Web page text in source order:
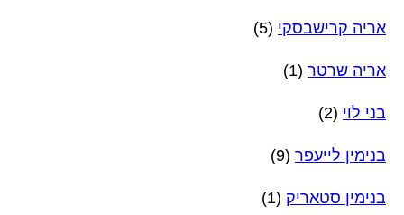
אריה קרישבסקי (5)
אריה שרטר (1)
בני לוי (2)
בנימין לייעפר (9)
בנימין סטאריק (1)